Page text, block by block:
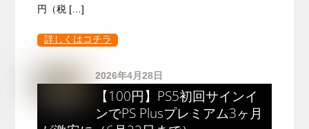
円（税 […]
詳しくはコチラ
2026年4月28日
【100円】PS5初回サインイ
ンでPS Plusプレミアム3ヶ月